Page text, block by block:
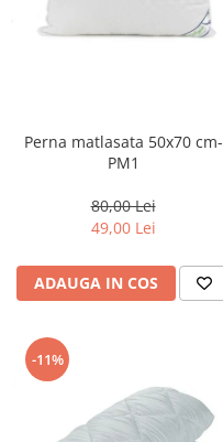
Perna matlasata 50x70 cm-
PM1
80,00 Lei
49,00 Lei
ADAUGA IN COS
-11%